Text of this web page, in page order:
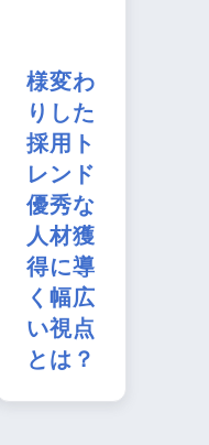
様変わ
りした
採用ト
レンド
優秀な
人材獲
得に導
く幅広
い視点
とは？